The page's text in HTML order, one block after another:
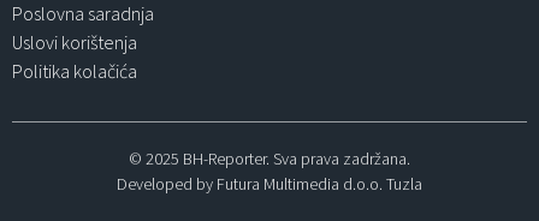
Poslovna saradnja
Uslovi korištenja
Politika kolačića
© 2025 BH-Reporter. Sva prava zadržana.
Developed by Futura Multimedia d.o.o. Tuzla